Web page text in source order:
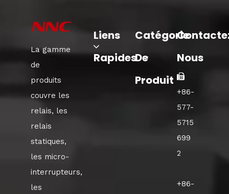
La gamme
de
produits
couvre les
relais, les
relais
statiques,
les micro-
interrupteurs,
les
Liens
Rapides
Catégorie
De
Produit
Nous

+86-
577-
5715
699
2
+86-